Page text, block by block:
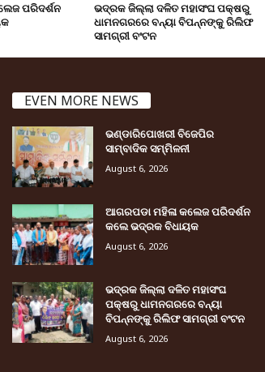
ପରିଦର୍ଶନ
ଭଦ୍ରକ ଜିଲ୍ଲା ଦଳିତ ମହାସଂଘ ପକ୍ଷରୁ
ଧାମନଗରରେ ବନ୍ୟା ବିପନ୍ନଙ୍କୁ ରିଲିଫ
ସାମଗ୍ରୀ ବଂଟନ
EVEN MORE NEWS
ଭଣ୍ଡାରିପୋଖରୀ ବିଜେପିର
ସାମ୍ବାଦିକ ସମ୍ମିଳନୀ
August 6, 2026
ଆଗରପଡା ମହିଳା କଲେଜ ପରିଦର୍ଶନ
କଲେ ଭଦ୍ରକ ବିଧାୟକ
August 6, 2026
ଭଦ୍ରକ ଜିଲ୍ଲା ଦଳିତ ମହାସଂଘ
ପକ୍ଷରୁ ଧାମନଗରରେ ବନ୍ୟା
ବିପନ୍ନଙ୍କୁ ରିଲିଫ ସାମଗ୍ରୀ ବଂଟନ
August 6, 2026